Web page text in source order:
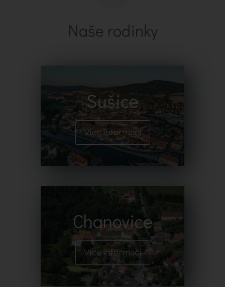
Naše rodinky
Sušice
Více informací
Chanovice
Více informací